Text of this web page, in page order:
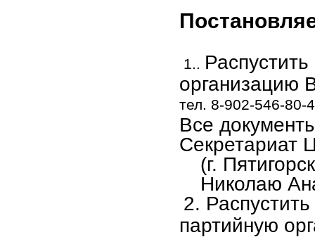
1..
организацию
тел. 8-902-546-80-
Все
Секретариат
(г.
Николаю
2.
партийную